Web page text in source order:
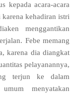
kepada acara-acara
kehadiran istri
menggantikan
Febe memang
karena dia diangkat
pelayanannya,
terjun ke dalam
menyatakan